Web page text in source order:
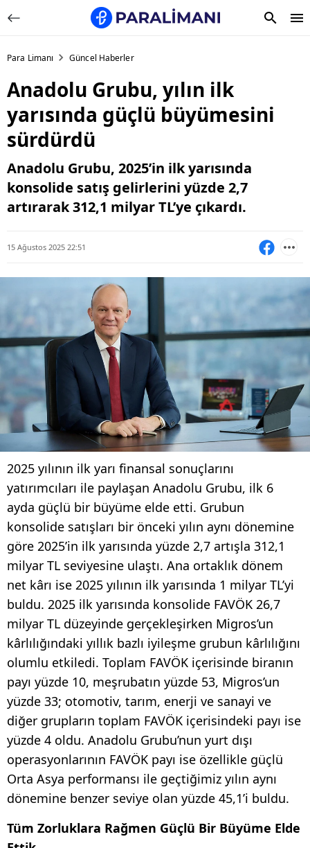
Para Limanı Güncel Haberler
Anadolu Grubu, yılın ilk
yarısında güçlü büyümesini
sürdürdü
Anadolu Grubu, 2025’in ilk yarısında
konsolide satış gelirlerini yüzde 2,7
artırarak 312,1 milyar TL’ye çıkardı.
15 Ağustos 2025 22:51
2025 yılının ilk yarı finansal sonuçlarını
yatırımcıları ile paylaşan Anadolu Grubu, ilk 6
ayda güçlü bir büyüme elde etti. Grubun
konsolide satışları bir önceki yılın aynı dönemine
göre 2025’in ilk yarısında yüzde 2,7 artışla 312,1
milyar TL seviyesine ulaştı. Ana ortaklık dönem
net kârı ise 2025 yılının ilk yarısında 1 milyar TL’yi
buldu. 2025 ilk yarısında konsolide FAVÖK 26,7
milyar TL düzeyinde gerçekleşirken Migros’un
kârlılığındaki yıllık bazlı iyileşme grubun kârlılığını
olumlu etkiledi. Toplam FAVÖK içerisinde biranın
payı yüzde 10, meşrubatın yüzde 53, Migros’un
yüzde 33; otomotiv, tarım, enerji ve sanayi ve
diğer grupların toplam FAVÖK içerisindeki payı ise
yüzde 4 oldu. Anadolu Grubu’nun yurt dışı
operasyonlarının FAVÖK payı ise özellikle güçlü
Orta Asya performansı ile geçtiğimiz yılın aynı
dönemine benzer seviye olan yüzde 45,1’i buldu.
Tüm Zorluklara Rağmen Güçlü Bir Büyüme Elde